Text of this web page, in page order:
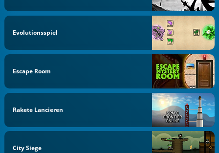
Evolutionsspiel
Escape Room
Rakete Lancieren
City Siege